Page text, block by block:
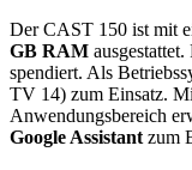
Der CAST 150 ist mit
GB RAM
spendiert. Als
TV 14) zum Einsatz.
Anwendungsbereich
Google Assistant zum